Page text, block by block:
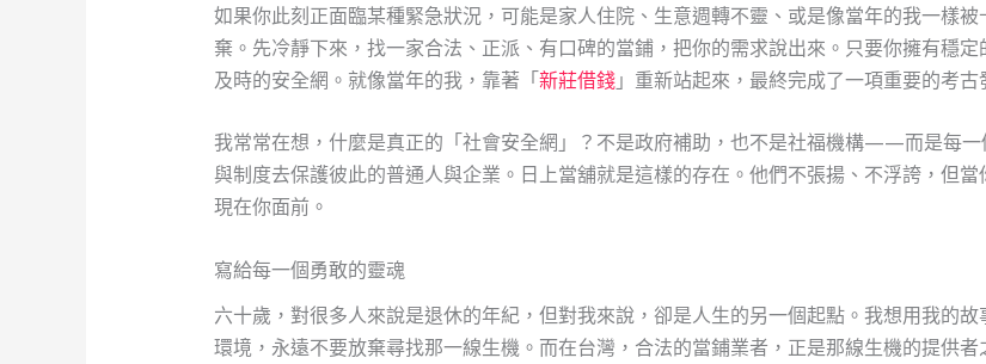
如果你此刻正面臨某種緊急狀況，可能是家人住院、生意週轉不靈、或是像當年的我一樣
棄。先冷靜下來，找一家合法、正派、有口碑的當鋪，把你的需求說出來。只要你擁有穩
及時的安全網。就像當年的我，靠著「新莊借錢」重新站起來，最終完成了一項重要的考古
我常常在想，什麼是真正的「社會安全網」？不是政府補助，也不是社福機構——而是每
與制度去保護彼此的普通人與企業。日上當舖就是這樣的存在。他們不張揚、不浮誇，但
現在你面前。
寫給每一個勇敢的靈魂
六十歲，對很多人來說是退休的年紀，但對我來說，卻是人生的另一個起點。我想用我的
環境，永遠不要放棄尋找那一線生機。而在台灣，合法的當鋪業者，正是那線生機的提供